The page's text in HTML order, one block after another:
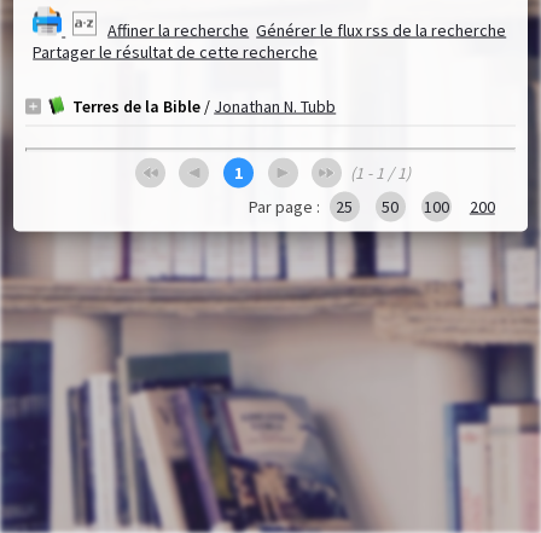
Affiner la recherche Générer le flux rss de la recherche
Partager le résultat de cette recherche
Terres de la Bible / Jonathan N. Tubb
1
(1 - 1 / 1)
Par page :
25 50 100 200